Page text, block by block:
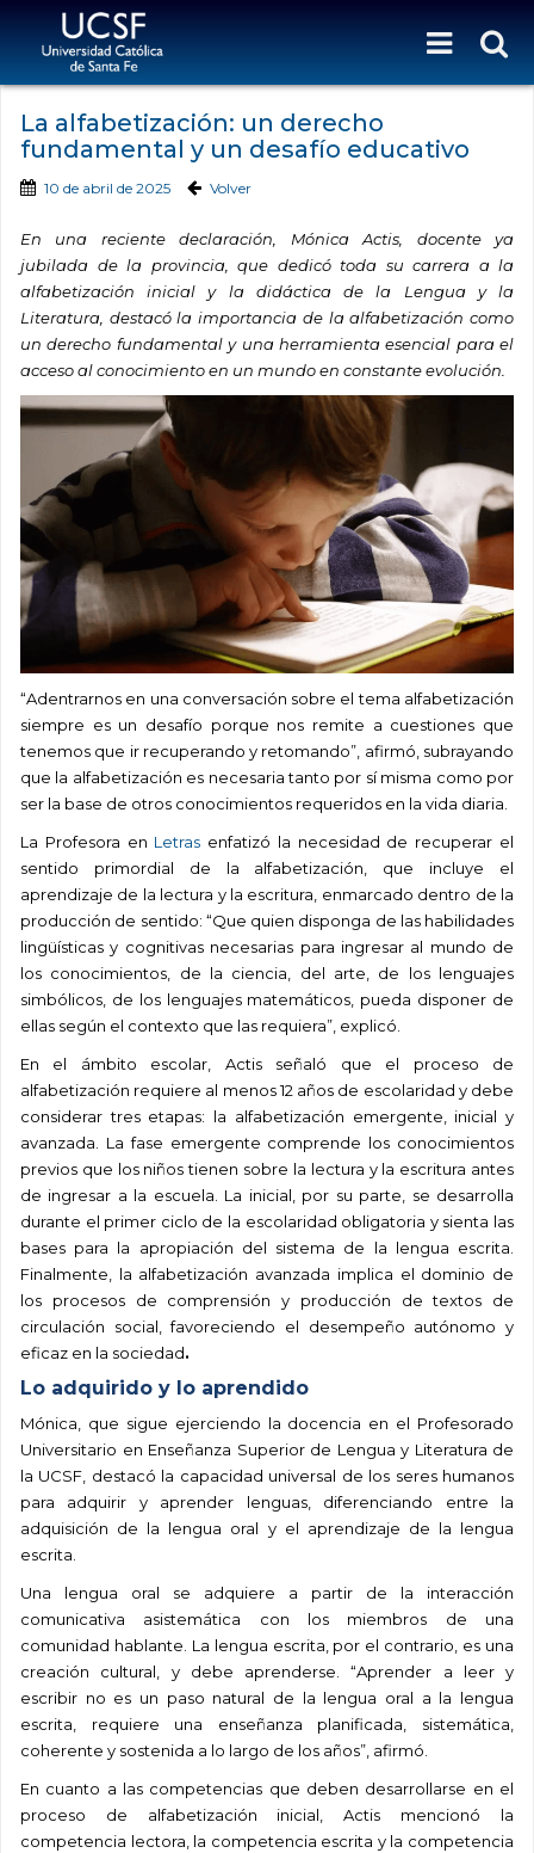
La alfabetización: un derecho
fundamental y un desafío educativo
10 de abril de 2025 Volver
En una reciente declaración, Mónica Actis, docente ya
jubilada de la provincia, que dedicó toda su carrera a la
alfabetización inicial y la didáctica de la Lengua y la
Literatura, destacó la importancia de la alfabetización como
un derecho fundamental y una herramienta esencial para el
acceso al conocimiento en un mundo en constante evolución.
“Adentrarnos en una conversación sobre el tema alfabetización
siempre es un desafío porque nos remite a cuestiones que
tenemos que ir recuperando y retomando”, afirmó, subrayando
que la alfabetización es necesaria tanto por sí misma como por
ser la base de otros conocimientos requeridos en la vida diaria.
La Profesora en Letras enfatizó la necesidad de recuperar el
sentido primordial de la alfabetización, que incluye el
aprendizaje de la lectura y la escritura, enmarcado dentro de la
producción de sentido: “Que quien disponga de las habilidades
lingüísticas y cognitivas necesarias para ingresar al mundo de
los conocimientos, de la ciencia, del arte, de los lenguajes
simbólicos, de los lenguajes matemáticos, pueda disponer de
ellas según el contexto que las requiera”, explicó.
En el ámbito escolar, Actis señaló que el proceso de
alfabetización requiere al menos 12 años de escolaridad y debe
considerar tres etapas: la alfabetización emergente, inicial y
avanzada. La fase emergente comprende los conocimientos
previos que los niños tienen sobre la lectura y la escritura antes
de ingresar a la escuela. La inicial, por su parte, se desarrolla
durante el primer ciclo de la escolaridad obligatoria y sienta las
bases para la apropiación del sistema de la lengua escrita.
Finalmente, la alfabetización avanzada implica el dominio de
los procesos de comprensión y producción de textos de
circulación social, favoreciendo el desempeño autónomo y
eficaz en la sociedad.
Lo adquirido y lo aprendido
Mónica, que sigue ejerciendo la docencia en el Profesorado
Universitario en Enseñanza Superior de Lengua y Literatura de
la UCSF, destacó la capacidad universal de los seres humanos
para adquirir y aprender lenguas, diferenciando entre la
adquisición de la lengua oral y el aprendizaje de la lengua
escrita.
Una lengua oral se adquiere a partir de la interacción
comunicativa asistemática con los miembros de una
comunidad hablante. La lengua escrita, por el contrario, es una
creación cultural, y debe aprenderse. “Aprender a leer y
escribir no es un paso natural de la lengua oral a la lengua
escrita, requiere una enseñanza planificada, sistemática,
coherente y sostenida a lo largo de los años”, afirmó.
En cuanto a las competencias que deben desarrollarse en el
proceso de alfabetización inicial, Actis mencionó la
competencia lectora, la competencia escrita y la competencia